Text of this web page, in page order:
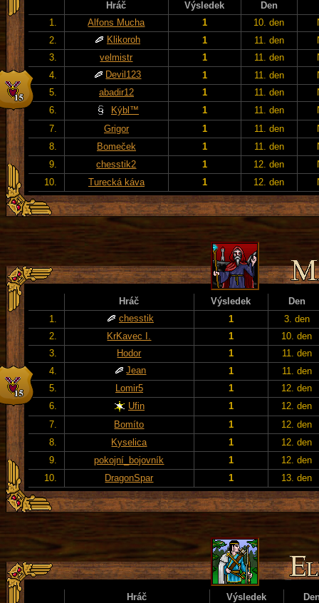
Hráč Výsledek
Den
1.
Alfons Mucha 1 10. den
2.
Klikoroh 1 11. den
3.
velmistr 1 11. den
4.
Devil123 1 11. den
5.
abadir12 1 11. den
6.
Kýbl™ 1 11. den
7.
Grigor 1 11. den
8.
Bomeček 1 11. den
9.
chesstik2 1 12. den
10.
Turecká káva 1 12. den
Hráč Výsledek
Den
1.
chesstik 1
3. den
2.
KrKavec I. 1
10. den
3.
Hodor 1
11. den
4.
Jean 1
11. den
5.
Lomir5 1
12. den
6.
Ufin 1
12. den
7.
Bomíto 1
12. den
8.
Kyselica 1
12. den
9.
pokojní_bojovník 1
12. den
10.
DragonSpar 1 13. den
Hráč Výsledek